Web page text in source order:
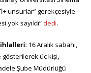
unsurlar” gerekçesiyle
yok sayıldı”dedi.
16 Aralık sabahı,
gösterilerek üç kişi,
Şube Müdürlüğü